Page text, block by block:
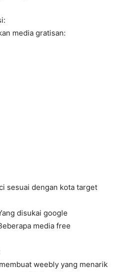
media gratisan:
sesuai dengan kota target
disukai google
media free
weebly yang menarik